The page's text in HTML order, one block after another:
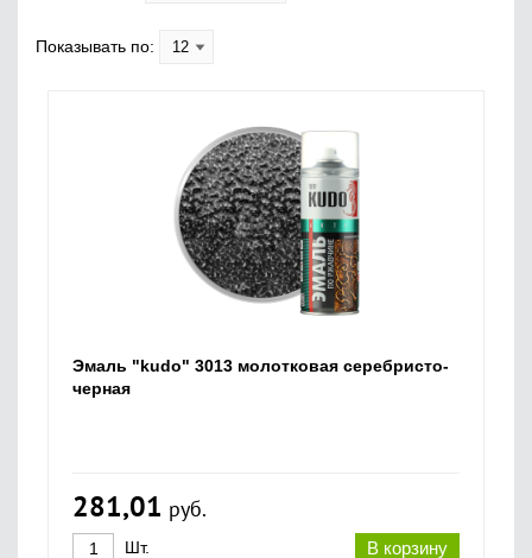
Показывать по:
Эмаль "kudo" 3013 молотковая серебристо-
черная
281,01 руб.
В корзину
Шт.